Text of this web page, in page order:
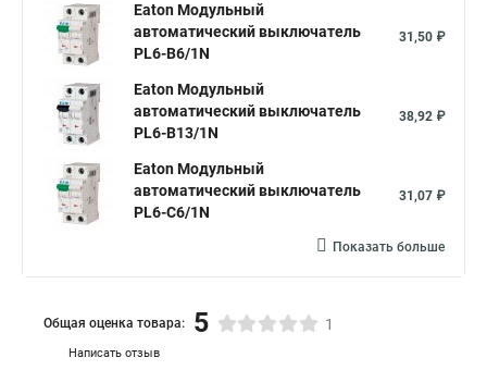
Eaton Модульный
автоматический выключатель
PL6-B6/1N
31,50 ₽
Eaton Модульный
автоматический выключатель
PL6-B13/1N
38,92 ₽
Eaton Модульный
автоматический выключатель
PL6-C6/1N
31,07 ₽
Показать больше
Написать отзыв
Общая оценка товара: 5 1